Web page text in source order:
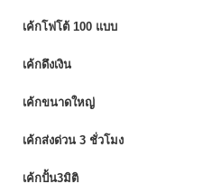
เค้กโฟโต้ 100 แบบ
เค้กดึงเงิน
เค้กขนาดใหญ่
เค้กส่งด่วน 3 ชั่วโมง
เค้กปั้น3มิติ